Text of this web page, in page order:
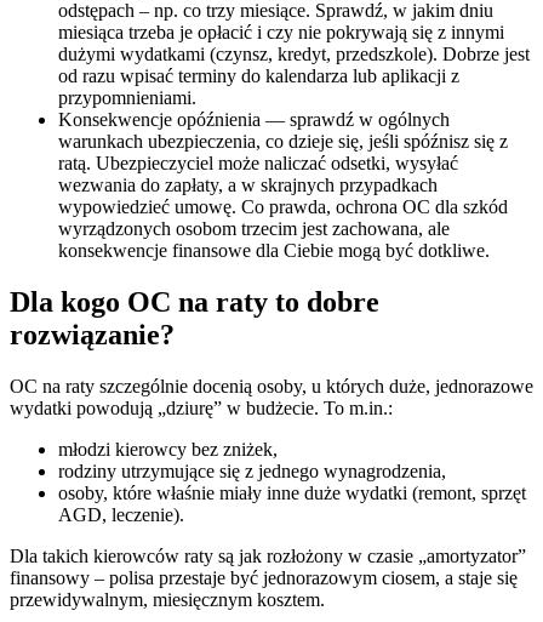
odstępach – np. co trzy miesiące. Sprawdź, w jakim dniu
miesiąca trzeba je opłacić i czy nie pokrywają się z innymi
dużymi wydatkami (czynsz, kredyt, przedszkole). Dobrze jest
od razu wpisać terminy do kalendarza lub aplikacji z
przypomnieniami.
Konsekwencje opóźnienia — sprawdź w ogólnych
warunkach ubezpieczenia, co dzieje się, jeśli spóźnisz się z
ratą. Ubezpieczyciel może naliczać odsetki, wysyłać
wezwania do zapłaty, a w skrajnych przypadkach
wypowiedzieć umowę. Co prawda, ochrona OC dla szkód
wyrządzonych osobom trzecim jest zachowana, ale
konsekwencje finansowe dla Ciebie mogą być dotkliwe.
Dla kogo OC na raty to dobre
rozwiązanie?
OC na raty szczególnie docenią osoby, u których duże, jednorazowe
wydatki powodują „dziurę” w budżecie. To m.in.:
młodzi kierowcy bez zniżek,
rodziny utrzymujące się z jednego wynagrodzenia,
osoby, które właśnie miały inne duże wydatki (remont, sprzęt
AGD, leczenie).
Dla takich kierowców raty są jak rozłożony w czasie „amortyzator”
finansowy – polisa przestaje być jednorazowym ciosem, a staje się
przewidywalnym, miesięcznym kosztem.